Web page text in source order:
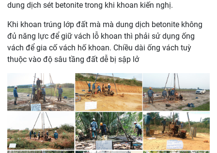
dung dịch sét betonite trong khi khoan kiến nghị.
Khi khoan trúng lớp đất mà mà dung dịch betonite không
đủ năng lực để giữ vách lỗ khoan thì phải sử dụng ống
vách để gia cố vách hố khoan. Chiều dài ống vách tuỳ
thuộc vào độ sâu tầng đất dễ bị sập lở